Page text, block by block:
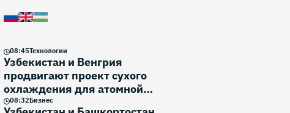
08:45Технологии
Узбекистан и Венгрия
продвигают проект сухого
охлаждения для атомной
энергетики
08:32Бизнес